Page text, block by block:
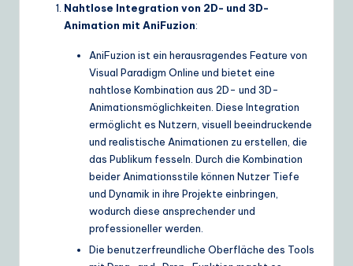
Nahtlose Integration von 2D- und 3D-
Animation mit AniFuzion:
AniFuzion ist ein herausragendes Feature von
Visual Paradigm Online und bietet eine
nahtlose Kombination aus 2D- und 3D-
Animationsmöglichkeiten. Diese Integration
ermöglicht es Nutzern, visuell beeindruckende
und realistische Animationen zu erstellen, die
das Publikum fesseln. Durch die Kombination
beider Animationsstile können Nutzer Tiefe
und Dynamik in ihre Projekte einbringen,
wodurch diese ansprechender und
professioneller werden.
Die benutzerfreundliche Oberfläche des Tools